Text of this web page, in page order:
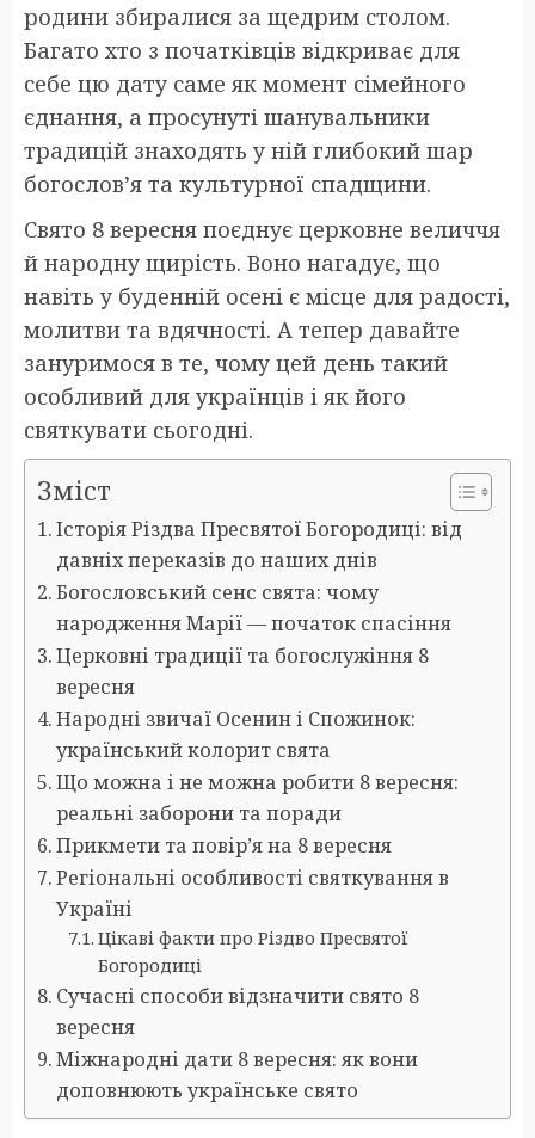
родини збиралися за щедрим столом.
Багато хто з початківців відкриває для
себе цю дату саме як момент сімейного
єднання, а просунуті шанувальники
традицій знаходять у ній глибокий шар
богослов’я та культурної спадщини.
Свято 8 вересня поєднує церковне величчя
й народну щирість. Воно нагадує, що
навіть у буденній осені є місце для радості,
молитви та вдячності. А тепер давайте
зануримося в те, чому цей день такий
особливий для українців і як його
святкувати сьогодні.
Зміст
Історія Різдва Пресвятої Богородиці: від
давніх переказів до наших днів
Богословський сенс свята: чому
народження Марії — початок спасіння
Церковні традиції та богослужіння 8
вересня
Народні звичаї Осенин і Спожинок:
український колорит свята
Що можна і не можна робити 8 вересня:
реальні заборони та поради
Прикмети та повір’я на 8 вересня
Регіональні особливості святкування в
Україні
Цікаві факти про Різдво Пресвятої
Богородиці
Сучасні способи відзначити свято 8
вересня
Міжнародні дати 8 вересня: як вони
доповнюють українське свято